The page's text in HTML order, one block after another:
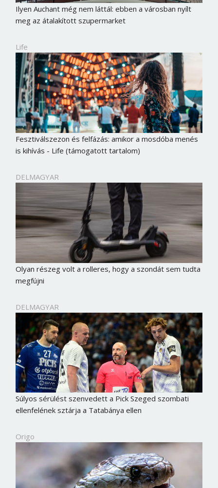
Ilyen Auchant még nem láttál: ebben a városban nyílt
meg az átalakított szupermarket
Life
Fesztiválszezon és felfázás: amikor a mosdóba menés
is kihívás - Life (támogatott tartalom)
DELMAGYAR
Olyan részeg volt a rolleres, hogy a szondát sem tudta
megfújni
DELMAGYAR
Súlyos sérülést szenvedett a Pick Szeged szombati
ellenfelének sztárja a Tatabánya ellen
Origo